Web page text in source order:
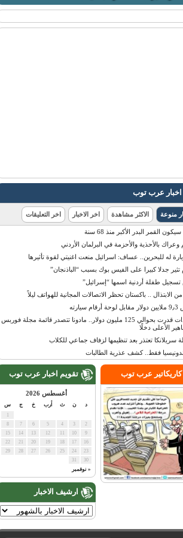
عرب توب
منوعة الاكثر مشاهدة اخر الاخبار اخر التعليقات
القمر البدر الأكبر منذ 68 سنة
بالأحذية والأحزمة في البرلمان الأردني
له للبحرين.. عساف: اسرائيل منعت اغنيتي لقوة تأثيرها
جدلا كبيرا على الفيس بوك بسبب “الباذنجان”
طفلة أردنية اسمها “إسرائيل”
الابتذال .. باكستان تحظر الاتصالات المجانية للهواتف ليلاً
بإيرادات قدرت بحوالي 125 مليون دولار.. مادونا تتصدر قائمة مجلة فوربس
الأعلى دخلًا
تعتذر بعد تنظيمها لزفاف جماعي للكلاب
فقط.. كشف عذرية الطالبات
تقويم اخبار عرب توب
أغسطس 2026
أرب س
« نوفمبر
ارشيف الاخبار
عرب توب